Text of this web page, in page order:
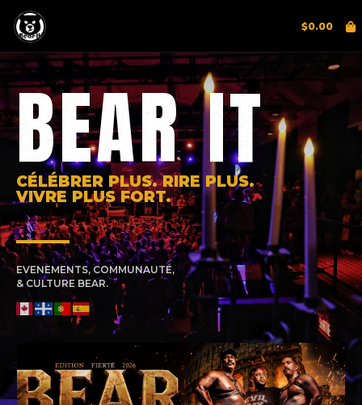
$0.00
BEAR IT
CÉLÉBRER PLUS. RIRE PLUS.
VIVRE PLUS FORT.
EVENEMENTS, COMMUNAUTÉ,
& CULTURE BEAR.